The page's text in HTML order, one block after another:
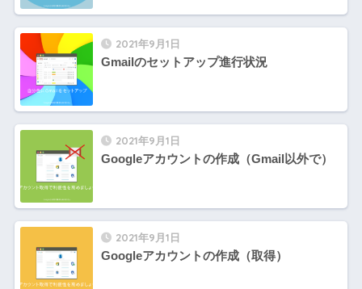
2021年9月1日
Gmailのセットアップ進行状況
2021年9月1日
Googleアカウントの作成（Gmail以外で）
2021年9月1日
Googleアカウントの作成（取得）